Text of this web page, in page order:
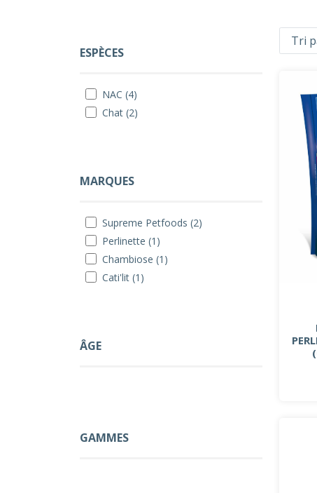
ESPÈCES
NAC (4)
Chat (2)
MARQUES
Supreme Petfoods (2)
Perlinette (1)
Chambiose (1)
Cati'lit (1)
ÂGE
GAMMES